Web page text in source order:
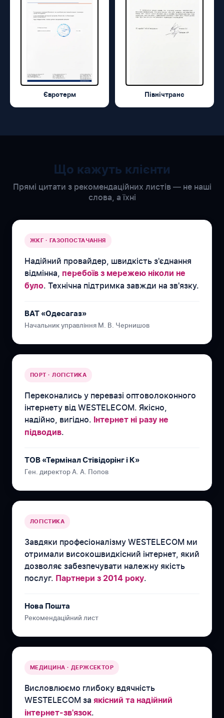
Євротерм Північтранс
Що кажуть клієнти
Прямі цитати з рекомендаційних листів — не наші
слова, а їхні
ЖКГ · ГАЗОПОСТАЧАННЯ
Надійний провайдер, швидкість з'єднання
відмінна, перебоїв з мережею ніколи не
було. Технічна підтримка завжди на зв'язку.
ВАТ «Одесагаз»
Начальник управління М. В. Чернишов
ПОРТ · ЛОГІСТИКА
Переконались у перевазі оптоволоконного
інтернету від WESTELECOM. Якісно,
надійно, вигідно.
Інтернет ні разу не
підводив.
ТОВ «Термінал Стівідорінг і К»
Ген. директор А. А. Попов
ЛОГІСТИКА
Завдяки професіоналізму WESTELECOM ми
отримали високошвидкісний інтернет, який
дозволяє забезпечувати належну якість
послуг. Партнери з 2014 року.
Нова Пошта
Рекомендаційний лист
МЕДИЦИНА · ДЕРЖСЕКТОР
Висловлюємо глибоку вдячність
WESTELECOM за якісний та надійний
інтернет-зв'язок.